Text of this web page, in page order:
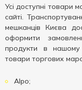
Усі доступні
сайті.
мешканців Києва
оформити
продукти в нашому
товари торгових
Alpo;